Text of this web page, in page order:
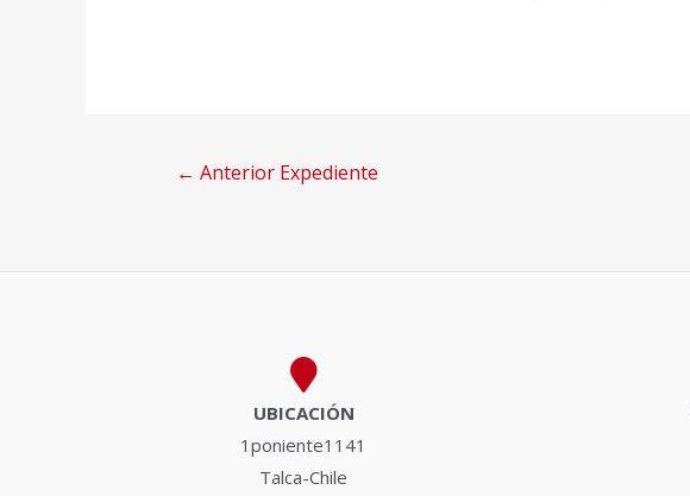
Navegación
← Anterior Expediente
UBICACIÓN
1poniente1141
Talca-Chile